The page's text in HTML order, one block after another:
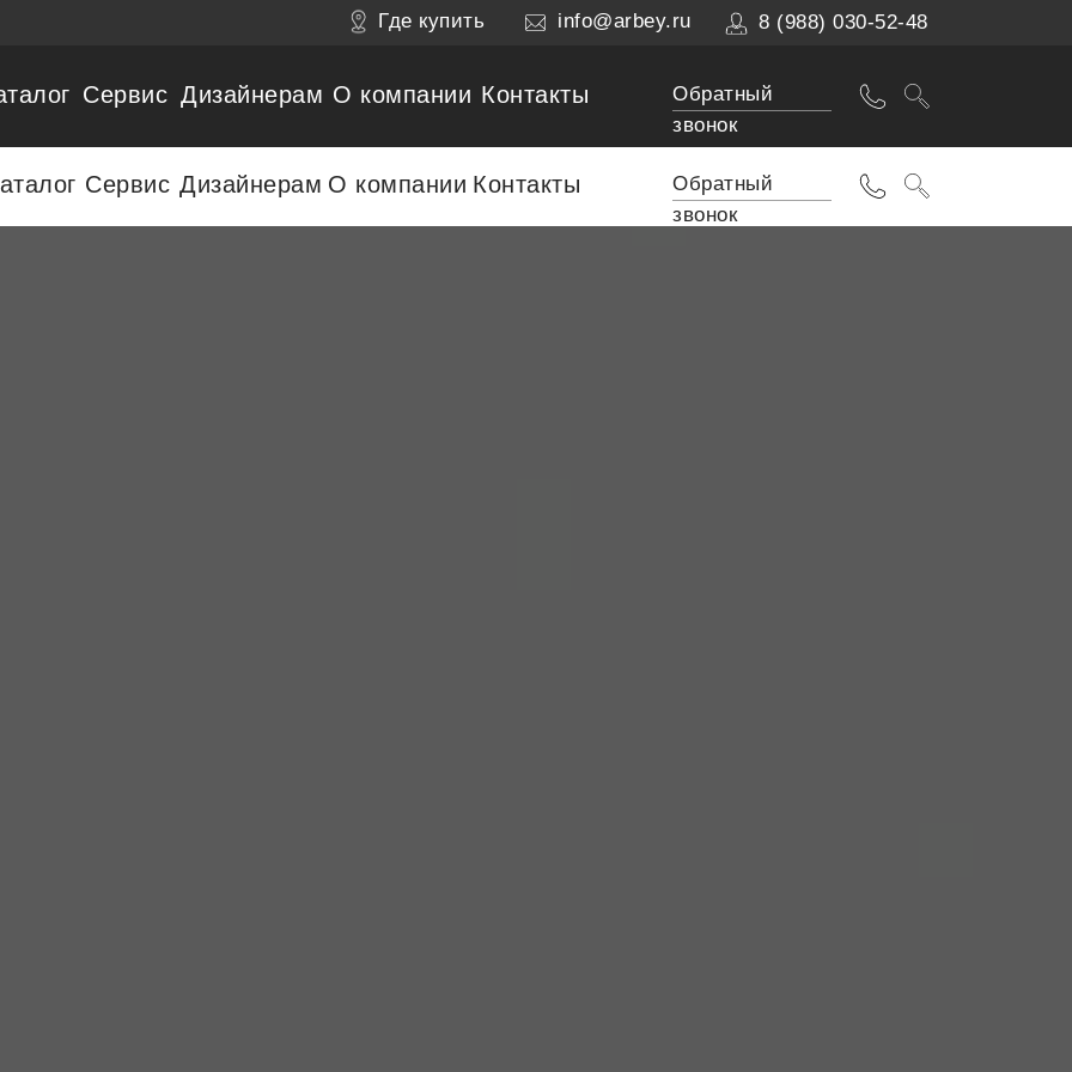
Где купить 8 (988) 030-52-48
info@arbey.ru
Сервис О компании
Дизайнерам Контакты
Обратный
звонок
Сервис О компании
Дизайнерам Контакты
Обратный
звонок